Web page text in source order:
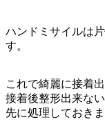
ハンドミサイルは
す。
これで綺麗に接着出
接着後整形出来な
先に処理しておきま